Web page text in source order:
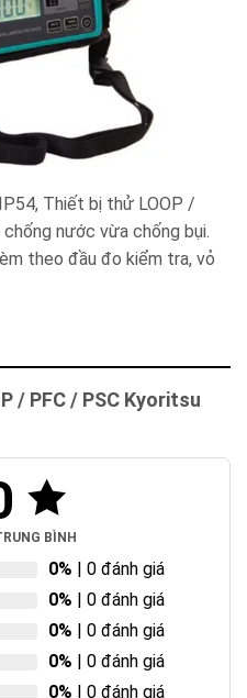
Thiết bị thử LOOP /
nước vừa chống bụi.
theo đầu đo kiểm tra, vỏ
/ PFC / PSC Kyoritsu
BÌNH
0% | 0 đánh giá
0% | 0 đánh giá
0% | 0 đánh giá
0% | 0 đánh giá
0% | 0 đánh giá